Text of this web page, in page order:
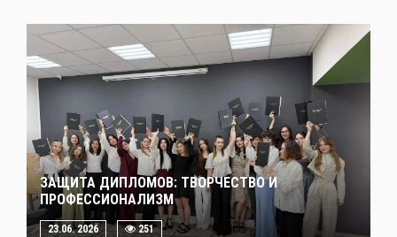
ЗАЩИТА ДИПЛОМОВ: ТВОРЧЕСТВО И
ПРОФЕССИОНАЛИЗМ
23.06. 2026 251